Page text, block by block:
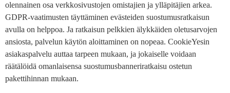
olennainen osa verkkosivustojen omistajien ja ylläpitäjien arkea.
GDPR-vaatimusten täyttäminen evästeiden suostumusratkaisun
avulla on helppoa. Ja ratkaisun pelkkien älykkäiden oletusarvojen
ansiosta, palvelun käytön aloittaminen on nopeaa. CookieYesin
asiakaspalvelu auttaa tarpeen mukaan, ja jokaiselle voidaan
räätälöidä omanlaisensa suostumusbanneriratkaisu ostetun
pakettihinnan mukaan.